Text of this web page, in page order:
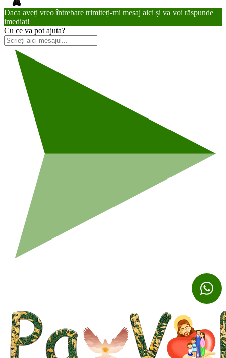
Daca aveți vreo întrebare trimiteți-mi mesaj aici și va voi răspunde
imediat!
Cu ce va pot ajuta?